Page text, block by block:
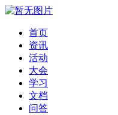
首页
资讯
活动
大会
学习
文档
问答